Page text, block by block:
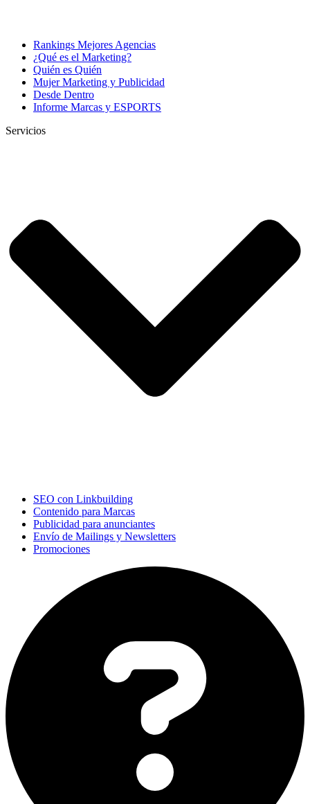
Rankings Mejores Agencias
¿Qué es el Marketing?
Quién es Quién
Mujer Marketing y Publicidad
Desde Dentro
Informe Marcas y ESPORTS
Servicios
SEO con Linkbuilding
Contenido para Marcas
Publicidad para anunciantes
Envío de Mailings y Newsletters
Promociones